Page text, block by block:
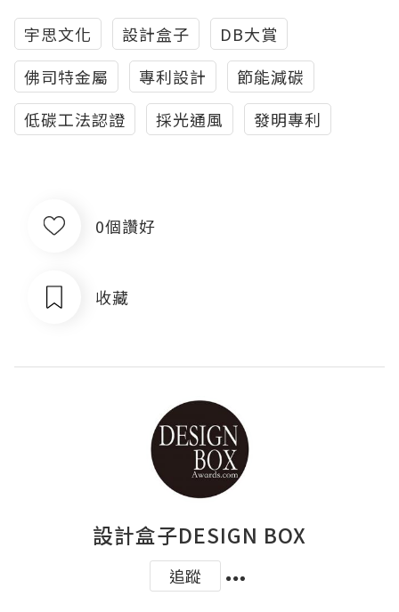
宇思文化 設計盒子
DB大賞
佛司特金屬
專利設計
節能減碳
低碳工法認證
採光通風 發明專利
0個讚好
收藏
設計盒子DESIGN BOX
追蹤